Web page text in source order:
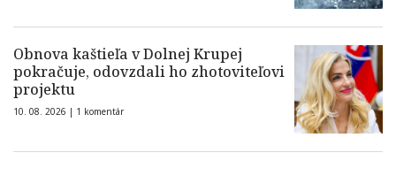
Obnova kaštieľa v Dolnej Krupej
pokračuje, odovzdali ho zhotoviteľovi
projektu
10. 08. 2026 | 1 komentár